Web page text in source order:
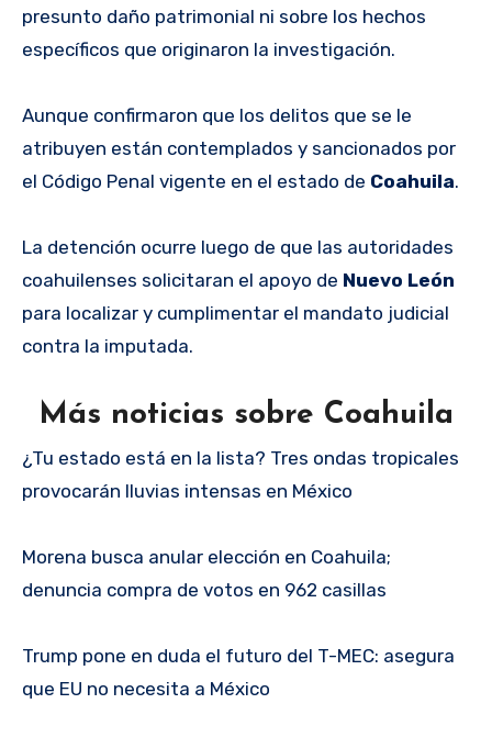
presunto daño patrimonial ni sobre los hechos
específicos que originaron la investigación.
Aunque confirmaron que los delitos que se le
atribuyen están contemplados y sancionados por
el Código Penal vigente en el estado de Coahuila.
La detención ocurre luego de que las autoridades
coahuilenses solicitaran el apoyo de Nuevo León
para localizar y cumplimentar el mandato judicial
contra la imputada.
Más noticias sobre Coahuila
¿Tu estado está en la lista? Tres ondas tropicales
provocarán lluvias intensas en México
Morena busca anular elección en Coahuila;
denuncia compra de votos en 962 casillas
Trump pone en duda el futuro del T-MEC: asegura
que EU no necesita a México